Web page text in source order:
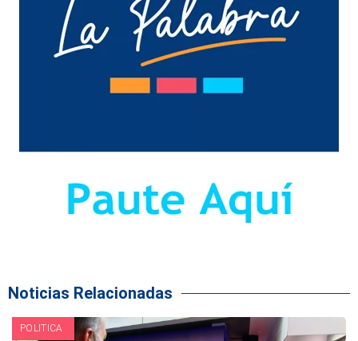
Noticias Relacionadas
POLITICA